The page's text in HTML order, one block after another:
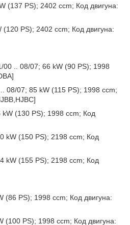
(137 PS); 2402 ccm; Код двигуна:
PS); 2402 ccm; Код двигуна:
00 .. 08/07; 66 kW (90 PS); 1998
08/07; 85 kW (115 PS); 1998 ccm;
(130 PS); 1998 ccm; Код
kW (150 PS); 2198 ccm; Код
kW (155 PS); 2198 ccm; Код
(86 PS); 1998 ccm; Код двигуна:
(100 PS); 1998 ccm; Код двигуна: